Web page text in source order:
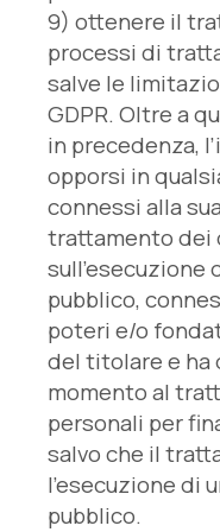
9) ottenere il
processi di
salve le
GDPR. Oltre a
in precedenza,
opporsi in
connessi alla
trattamento dei
pubblico,
poteri e/o
del titolare e ha
momento al
personali per
salvo che il
l’esecuzione di
pubblico.